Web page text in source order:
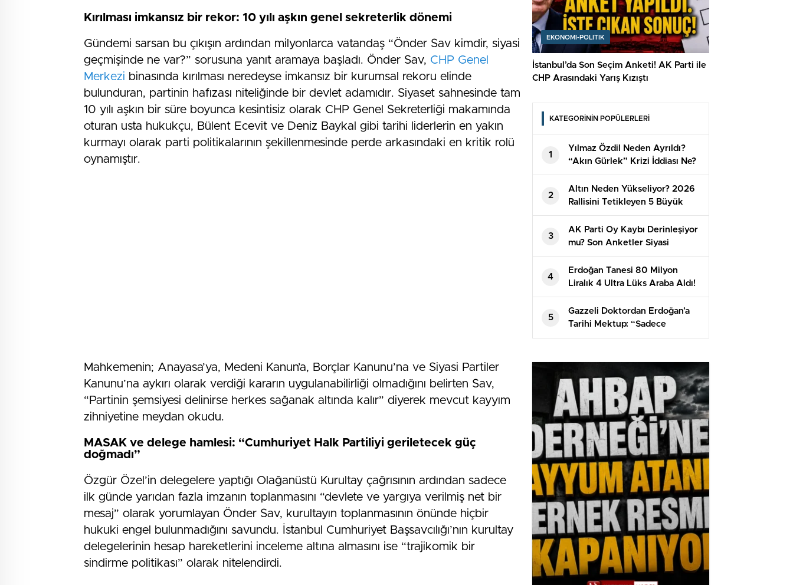
Kırılması imkansız bir rekor: 10 yılı aşkın genel sekreterlik dönemi
Gündemi sarsan bu çıkışın ardından milyonlarca vatandaş “Önder Sav kimdir, siyasi
geçmişinde ne var?” sorusuna yanıt aramaya başladı. Önder Sav, CHP Genel
Merkezi binasında kırılması neredeyse imkansız bir kurumsal rekoru elinde
bulunduran, partinin hafızası niteliğinde bir devlet adamıdır. Siyaset sahnesinde tam
10 yılı aşkın bir süre boyunca kesintisiz olarak CHP Genel Sekreterliği makamında
oturan usta hukukçu, Bülent Ecevit ve Deniz Baykal gibi tarihi liderlerin en yakın
kurmayı olarak parti politikalarının şekillenmesinde perde arkasındaki en kritik rolü
oynamıştır.
Mahkemenin; Anayasa’ya, Medeni Kanun’a, Borçlar Kanunu’na ve Siyasi Partiler
Kanunu’na aykırı olarak verdiği kararın uygulanabilirliği olmadığını belirten Sav,
“Partinin şemsiyesi delinirse herkes sağanak altında kalır” diyerek mevcut kayyım
zihniyetine meydan okudu.
MASAK ve delege hamlesi: “Cumhuriyet Halk Partiliyi geriletecek güç
doğmadı”
Özgür Özel’in delegelere yaptığı Olağanüstü Kurultay çağrısının ardından sadece
ilk günde yarıdan fazla imzanın toplanmasını “devlete ve yargıya verilmiş net bir
mesaj” olarak yorumlayan Önder Sav, kurultayın toplanmasının önünde hiçbir
hukuki engel bulunmadığını savundu. İstanbul Cumhuriyet Başsavcılığı’nın kurultay
delegelerinin hesap hareketlerini inceleme altına almasını ise “trajikomik bir
sindirme politikası” olarak nitelendirdi.
EKONOMI-POLITIK
İstanbul’da Son Seçim Anketi! AK Parti ile
CHP Arasındaki Yarış Kızıştı
KATEGORİNİN POPÜLERLERİ
1
Yılmaz Özdil Neden Ayrıldı?
“Akın Gürlek” Krizi İddiası Ne?
2
Altın Neden Yükseliyor? 2026
Rallisini Tetikleyen 5 Büyük
Sebep
3
AK Parti Oy Kaybı Derinleşiyor
mu? Son Anketler Siyasi
Dengeleri Değiştirdi
4
Erdoğan Tanesi 80 Milyon
Liralık 4 Ultra Lüks Araba Aldı!
5
Gazzeli Doktordan Erdoğan’a
Tarihi Mektup: “Sadece
İzlediniz, Kandırıldık!”